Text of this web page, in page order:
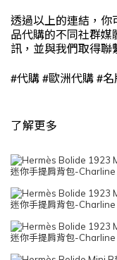
透過以上的連結，你
品代購的不同社群媒
訊，並與我們取得聯
#代購 #歐洲代購 #
了解更多